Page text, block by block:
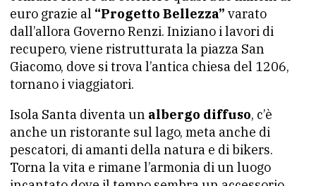
euro grazie al “Progetto Bellezza” varato
dall’allora Governo Renzi. Iniziano i lavori di
recupero, viene ristrutturata la piazza San
Giacomo, dove si trova l’antica chiesa del 1206,
tornano i viaggiatori.
Isola Santa diventa un albergo diffuso, c’è
anche un ristorante sul lago, meta anche di
pescatori, di amanti della natura e di bikers.
Torna la vita e rimane l’armonia di un luogo